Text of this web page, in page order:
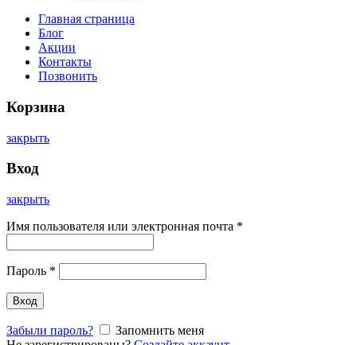
Главная страница
Блог
Акции
Контакты
Позвонить
Корзина
закрыть
Вход
закрыть
Имя пользователя или электронная почта *
Пароль *
Вход
Забыли пароль?
Запомнить меня